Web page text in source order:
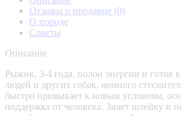
Отзывы о продавце (0)
О породе
Советы
Описание
Рыжик, 3-4 года, полон энергии и
людей и других собак, немного
быстро привыкает к новым условиям,
поддержка от человека. Знает шлейку и